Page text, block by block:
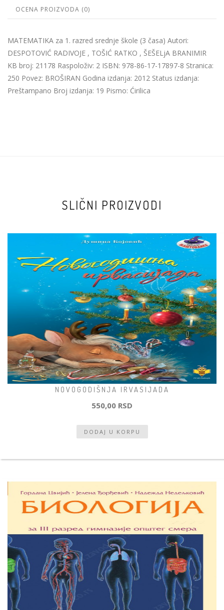
OCENA PROIZVODA (0)
MATEMATIKA za 1. razred srednje škole (3 časa) Autori:
DESPOTOVIĆ RADIVOJE , TOŠIĆ RATKO , ŠEŠELjA BRANIMIR
KB broj: 21178 Raspoloživ: 2 ISBN: 978-86-17-17897-8 Stranica:
250 Povez: BROŠIRAN Godina izdanja: 2012 Status izdanja:
Preštampano Broj izdanja: 19 Pismo: Ćirilica
SLIČNI PROIZVODI
NOVOGODIŠNJA IRVASIJADA
550,00 RSD